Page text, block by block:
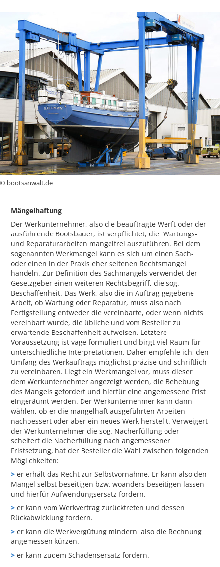
© bootsanwalt.de
Mängelhaftung
Der Werkunternehmer, also die beauftragte Werft oder der
ausführende Bootsbauer, ist verpflichtet, die Wartungs-
und Reparaturarbeiten mangelfrei auszuführen. Bei dem
sogenannten Werkmangel kann es sich um einen Sach-
oder einen in der Praxis eher seltenen Rechtsmangel
handeln. Zur Definition des Sachmangels verwendet der
Gesetzgeber einen weiteren Rechtsbegriff, die sog.
Beschaffenheit. Das Werk, also die in Auftrag gegebene
Arbeit, ob Wartung oder Reparatur, muss also nach
Fertigstellung entweder die vereinbarte, oder wenn nichts
vereinbart wurde, die übliche und vom Besteller zu
erwartende Beschaffenheit aufweisen. Letztere
Voraussetzung ist vage formuliert und birgt viel Raum für
unterschiedliche Interpretationen. Daher empfehle ich, den
Umfang des Werkauftrags möglichst präzise und schriftlich
zu vereinbaren. Liegt ein Werkmangel vor, muss dieser
dem Werkunternehmer angezeigt werden, die Behebung
des Mangels gefordert und hierfür eine angemessene Frist
eingeräumt werden. Der Werkunternehmer kann dann
wählen, ob er die mangelhaft ausgeführten Arbeiten
nachbessert oder aber ein neues Werk herstellt. Verweigert
der Werkunternehmer die sog. Nacherfüllung oder
scheitert die Nacherfüllung nach angemessener
Fristsetzung, hat der Besteller die Wahl zwischen folgenden
Möglichkeiten:
>er erhält das Recht zur Selbstvornahme. Er kann also den
Mangel selbst beseitigen bzw. woanders beseitigen lassen
und hierfür Aufwendungsersatz fordern.
>er kann vom Werkvertrag zurücktreten und dessen
Rückabwicklung fordern.
>er kann die Werkvergütung mindern, also die Rechnung
angemessen kürzen.
>er kann zudem Schadensersatz fordern.